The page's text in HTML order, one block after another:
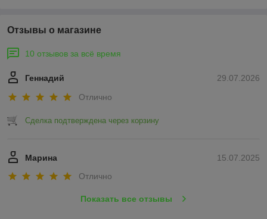
Отзывы о магазине
10 отзывов за всё время
29.07.2026
Геннадий
Отлично
Сделка подтверждена через корзину
15.07.2025
Марина
Отлично
Показать все отзывы